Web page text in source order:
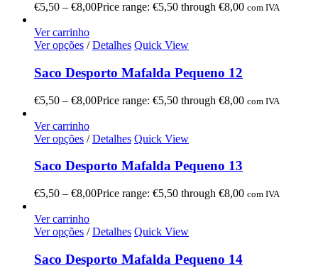
€5,50 – €8,00Price range: €5,50 through €8,00 com IVA
Ver carrinho
Ver opções / Detalhes Quick View
Saco Desporto Mafalda Pequeno 12
€5,50 – €8,00Price range: €5,50 through €8,00 com IVA
Ver carrinho
Ver opções / Detalhes Quick View
Saco Desporto Mafalda Pequeno 13
€5,50 – €8,00Price range: €5,50 through €8,00 com IVA
Ver carrinho
Ver opções / Detalhes Quick View
Saco Desporto Mafalda Pequeno 14